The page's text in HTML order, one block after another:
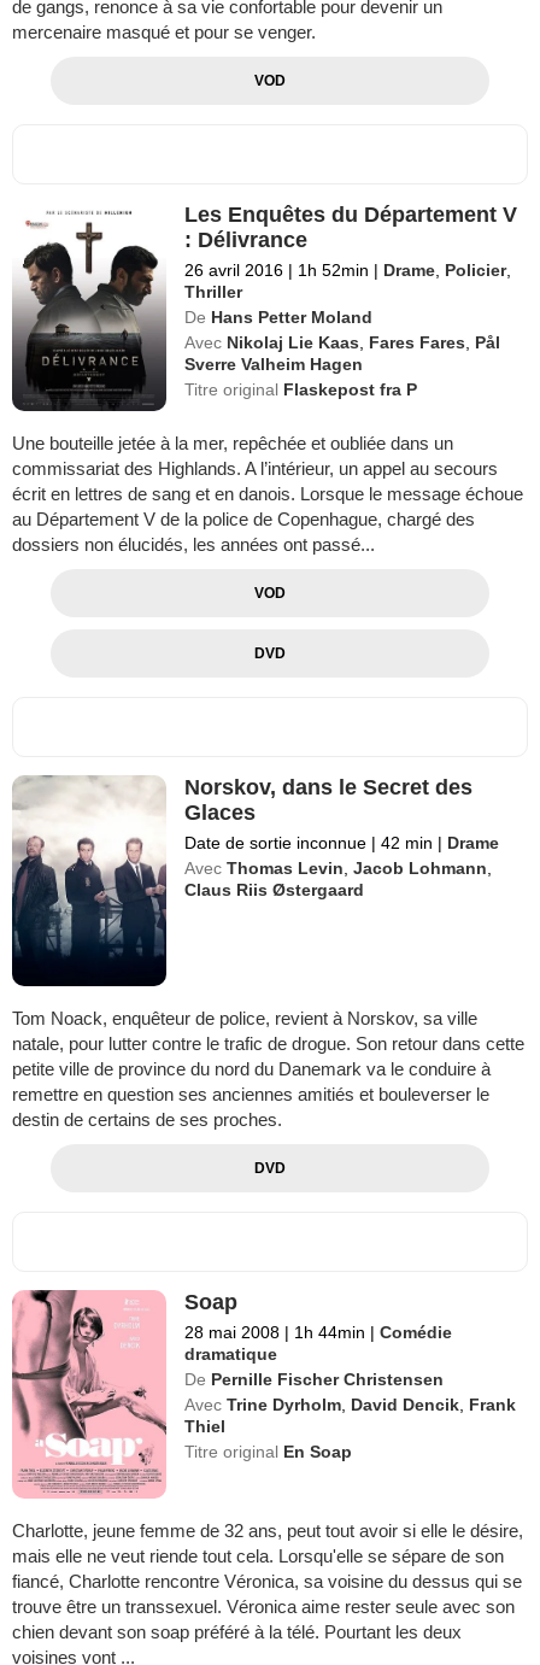
de gangs, renonce à sa vie confortable pour devenir un
mercenaire masqué et pour se venger.
VOD
Les Enquêtes du Département V
: Délivrance
26 avril 2016 | 1h 52min | Drame Policier,
Thriller
De Hans Petter Moland
Avec Nikolaj Lie Kaas Fares Fares
Pål
Sverre Valheim Hagen
Titre original Flaskepost fra P
Une bouteille jetée à la mer, repêchée et oubliée dans un
commissariat des Highlands. A l’intérieur, un appel au secours
écrit en lettres de sang et en danois. Lorsque le message échoue
au Département V de la police de Copenhague, chargé des
dossiers non élucidés, les années ont passé...
VOD
DVD
Norskov, dans le Secret des
Glaces
Date de sortie inconnue | 42 min | Drame
Avec Thomas Levin,Jacob Lohmann,
Claus Riis Østergaard
Tom Noack, enquêteur de police, revient à Norskov, sa ville
natale, pour lutter contre le trafic de drogue. Son retour dans cette
petite ville de province du nord du Danemark va le conduire à
remettre en question ses anciennes amitiés et bouleverser le
destin de certains de ses proches.
DVD
Soap
28 mai 2008 | 1h 44min | Comédie
dramatique
De Pernille Fischer Christensen
Avec Trine Dyrholm David Dencik Frank
Thiel
Titre original En Soap
Charlotte, jeune femme de 32 ans, peut tout avoir si elle le désire,
mais elle ne veut riende tout cela. Lorsqu'elle se sépare de son
fiancé, Charlotte rencontre Véronica, sa voisine du dessus qui se
trouve être un transsexuel. Véronica aime rester seule avec son
chien devant son soap préféré à la télé. Pourtant les deux
voisines vont ...